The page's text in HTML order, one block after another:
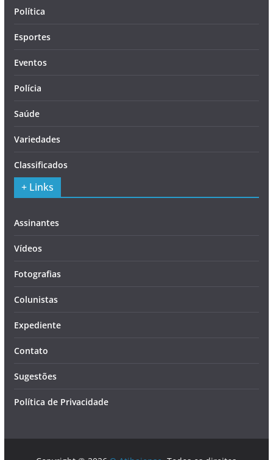
Política
Esportes
Eventos
Polícia
Saúde
Variedades
Classificados
+ Links
Assinantes
Vídeos
Fotografias
Colunistas
Expediente
Contato
Sugestões
Política de Privacidade